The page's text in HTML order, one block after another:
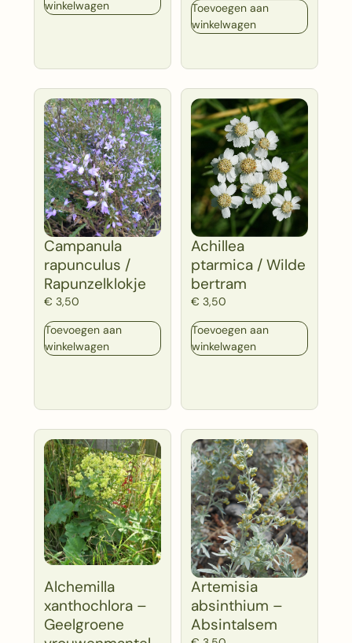
winkelwagen
Toevoegen aan
winkelwagen
Campanula
rapunculus /
Rapunzelklokje
€ 3,50
Toevoegen aan
winkelwagen
Achillea
ptarmica / Wilde
bertram
€ 3,50
Toevoegen aan
winkelwagen
Alchemilla
xanthochlora –
Geelgroene
Artemisia
absinthium –
Absintalsem